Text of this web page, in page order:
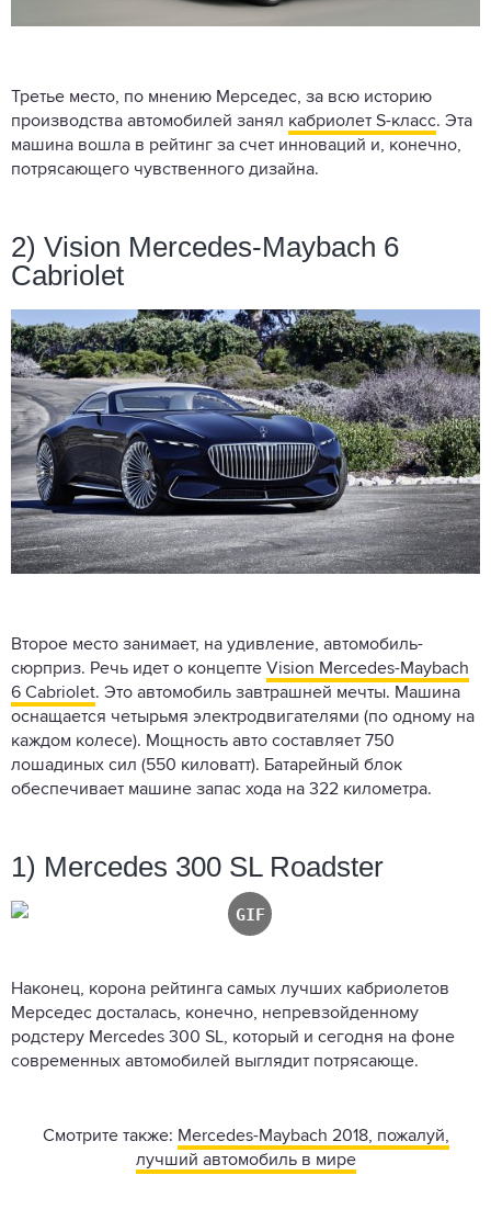
Третье место, по мнению Мерседес, за всю историю
производства автомобилей занял кабриолет S-класс. Эта
машина вошла в рейтинг за счет инноваций и, конечно,
потрясающего чувственного дизайна.
2) Vision Mercedes-Maybach 6
Cabriolet
Второе место занимает, на удивление, автомобиль-
сюрприз. Речь идет о концепте Vision Mercedes-Maybach
6 Cabriolet. Это автомобиль завтрашней мечты. Машина
оснащается четырьмя электродвигателями (по одному на
каждом колесе). Мощность авто составляет 750
лошадиных сил (550 киловатт). Батарейный блок
обеспечивает машине запас хода на 322 километра.
1) Mercedes 300 SL Roadster
Наконец, корона рейтинга самых лучших кабриолетов
Мерседес досталась, конечно, непревзойденному
родстеру Mercedes 300 SL, который и сегодня на фоне
современных автомобилей выглядит потрясающе.
Смотрите также: Mercedes-Maybach 2018, пожалуй,
лучший автомобиль в мире